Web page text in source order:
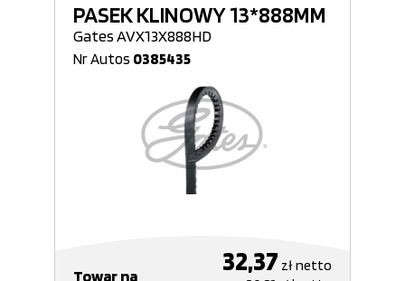
PASEK KLINOWY 13*888MM
Gates AVX13X888HD
Nr Autos 0385435
Towar na
32,37 złnetto